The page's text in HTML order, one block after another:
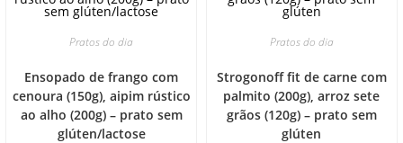
Pratos do dia
Ensopado de frango com
cenoura (150g), aipim rústico
ao alho (200g) – prato sem
glúten/lactose
Pratos do dia
Strogonoff fit de carne com
palmito (200g), arroz sete
grãos (120g) – prato sem
glúten